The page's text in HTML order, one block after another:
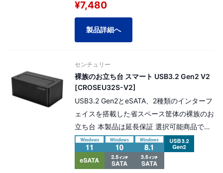
¥7,480
製品詳細へ
センチュリー
裸族のお立ち台 スマート USB3.2 Gen2 V2
[CROSEU32S-V2]
USB3.2 Gen2とeSATA、2種類のインターフ
ェイスを搭載した省スペース筐体の裸族のお
立ち台 本製品は延長保証 選択可能商品で
す。 延長保証料金（商品金額の5%）を加算
する事によりプラス2年間の延長保証対応が
可能です。